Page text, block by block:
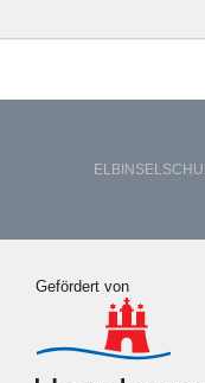
Gefördert von